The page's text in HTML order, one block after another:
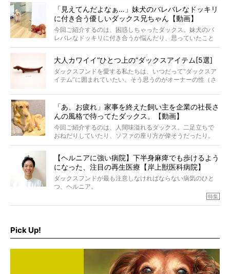
「見えてんだよなぁ…」妹犬のバレバレなドッキリ
に付き合う優しいダックス兄ちゃん【動画】
今回ご紹介するのは、困惑しちゃったダックス。妹犬のバ
レバレなドッキリに付き合うか悩んだり、思っていたこと
と違う事態に陥ったり。そんなお悩み全開なダックスの様
大人カワイイ“ひとつ上の”ダックスアイテム[5選]
ダックスフンドを愛する私たちは、いつだって“ダックスア
イテム”に囲まれていたい。そう思うのがオーナーの性（さ
ムをご紹介。
「あ、お疲れ」家事を終えた飼い主を企業の社長さ
んの風格で待ってたダックス。【動画】
今回ご紹介するのは、人間味溢れるダックス。二足立ちで
おねだりしていたり、ソファの座り方が偉そうだったり。
今にも言葉を発しそうなダックスの姿は、もう人間にしか
【ヘルニアに強い病院】下半身麻痺でも歩けるよう
になった、注目の再生医療【岸上獣医科病院】
ダックスフンドが最も注意しなければならない病気のひと
つ、ヘルニア。
特集『ヘルニアに、負けない』では、ヘルニアに強い動物
を点滴投与する治療により、歩けなかった子が投与37日で
特集
Pick Up!